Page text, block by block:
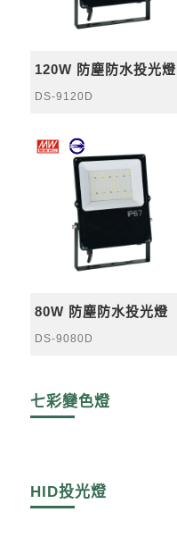
120W 防塵防水投光燈
DS-9120D
80W 防塵防水投光燈
DS-9080D
七彩變色燈
HID投光燈